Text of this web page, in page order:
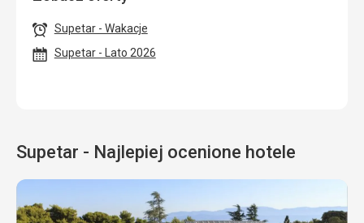
Supetar - Wakacje
Supetar - Lato 2026
Supetar - Najlepiej ocenione hotele